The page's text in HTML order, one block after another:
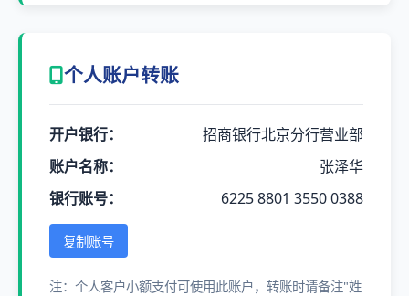
个人账户转账
开户银行：
招商银行北京分行营业部
账户名称：
张泽华
银行账号：
6225 8801 3550 0388
复制账号
注：个人客户小额支付可使用此账户，转账时请备注"姓